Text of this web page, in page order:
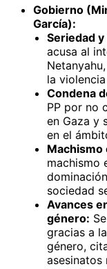
Gobierno
García):
Seriedad
acusa al
la
Condena
PP por no
en Gaza y
en el
machismo
sociedad
Avances
género:
gracias a
género,
asesinatos